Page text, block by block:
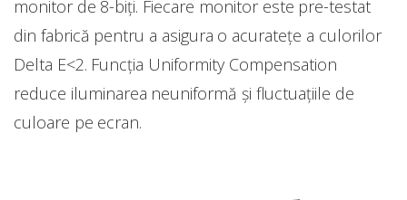
monitor de 8-biți. Fiecare monitor este pre-testat
din fabrică pentru a asigura o acuratețe a culorilor
Delta E<2. Funcția Uniformity Compensation
reduce iluminarea neuniformă și fluctuațiile de
culoare pe ecran.